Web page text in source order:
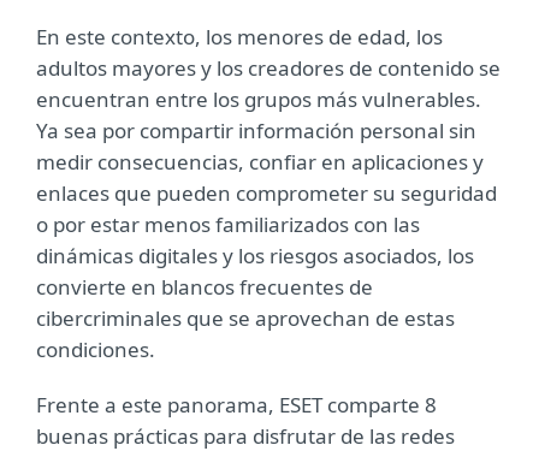
En este contexto, los menores de edad, los
adultos mayores y los creadores de contenido se
encuentran entre los grupos más vulnerables.
Ya sea por compartir información personal sin
medir consecuencias, confiar en aplicaciones y
enlaces que pueden comprometer su seguridad
o por estar menos familiarizados con las
dinámicas digitales y los riesgos asociados, los
convierte en blancos frecuentes de
cibercriminales que se aprovechan de estas
condiciones.
Frente a este panorama, ESET comparte 8
buenas prácticas para disfrutar de las redes